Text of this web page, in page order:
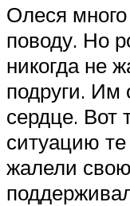
Олеся
поводу. Но
никогда не
подруги. Им
сердце. Вот
ситуацию
жалели свою